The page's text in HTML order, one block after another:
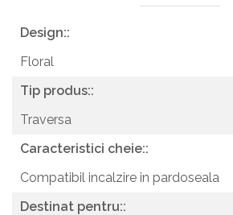
Design::
Floral
Tip produs::
Traversa
Caracteristici cheie::
Compatibil incalzire in pardoseala
Destinat pentru::